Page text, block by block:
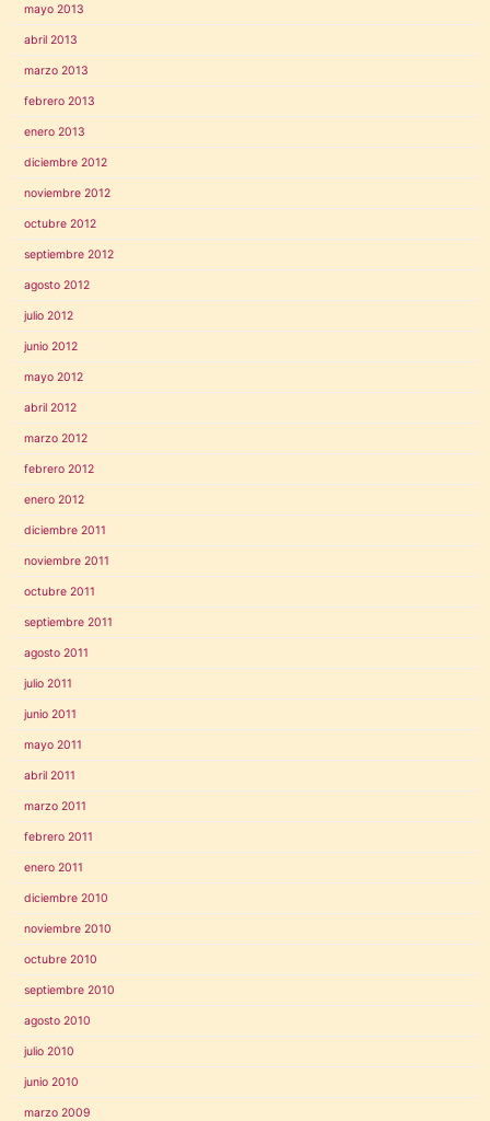
mayo 2013
abril 2013
marzo 2013
febrero 2013
enero 2013
diciembre 2012
noviembre 2012
octubre 2012
septiembre 2012
agosto 2012
julio 2012
junio 2012
mayo 2012
abril 2012
marzo 2012
febrero 2012
enero 2012
diciembre 2011
noviembre 2011
octubre 2011
septiembre 2011
agosto 2011
julio 2011
junio 2011
mayo 2011
abril 2011
marzo 2011
febrero 2011
enero 2011
diciembre 2010
noviembre 2010
octubre 2010
septiembre 2010
agosto 2010
julio 2010
junio 2010
marzo 2009